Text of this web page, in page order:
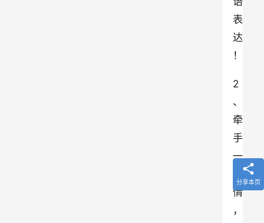
表
达
！
2
、
牵
手
一
情
，
分享本页